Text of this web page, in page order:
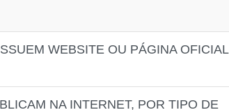
WEBSITE OU PÁGINA OFICIAL
NA INTERNET, POR TIPO DE